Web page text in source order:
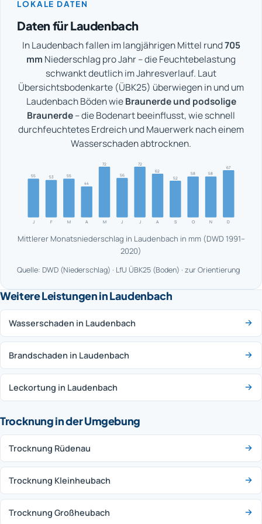
LOKALE DATEN
Daten für Laudenbach
In Laudenbach fallen im langjährigen Mittel rund705
mm Niederschlag pro Jahr – die Feuchtebelastung
schwankt deutlich im Jahresverlauf. Laut
Übersichtsbodenkarte (ÜBK25) überwiegen in und um
Laudenbach Böden wieBraunerde und podsolige
Braunerde– die Bodenart beeinflusst, wie schnell
durchfeuchtetes Erdreich und Mauerwerk nach einem
Wasserschaden abtrocknen.
J
55
F
53
M
55
A
44
M
72
J
56
J
72
A
62
S
52
O
58
N
58
D
67
Mittlerer Monatsniederschlag in Laudenbach in mm (DWD 1991–
2020)
Quelle: DWD (Niederschlag) · LfU ÜBK25 (Boden) · zur Orientierung
Weitere Leistungen in Laudenbach
Wasserschaden in Laudenbach
Brandschaden in Laudenbach
Leckortung in Laudenbach
Trocknung in der Umgebung
Trocknung Rüdenau
Trocknung Kleinheubach
Trocknung Großheubach